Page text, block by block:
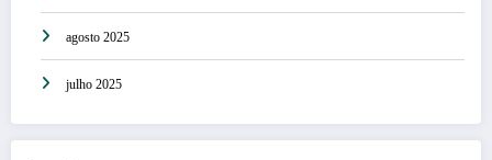
agosto 2025
julho 2025